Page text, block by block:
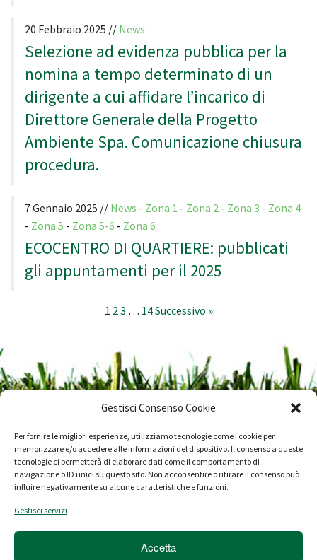
Gestisci Consenso Cookie
Per fornire le migliori esperienze, utilizziamo tecnologie come i cookie per
memorizzare e/o accedere alle informazioni del dispositivo. Il consenso a queste
tecnologie ci permetterà di elaborare dati come il comportamento di
navigazione o ID unici su questo sito. Non acconsentire o ritirare il consenso può
influire negativamente su alcune caratteristiche e funzioni.
Gestisci servizi
Accetta
20 Febbraio 2025 // News
Selezione ad evidenza pubblica per la
nomina a tempo determinato di un
dirigente a cui affidare l’incarico di
Direttore Generale della Progetto
Ambiente Spa. Comunicazione chiusura
procedura.
7 Gennaio 2025 // News - Zona 1 - Zona 2 - Zona 3 - Zona 4
- Zona 5 - Zona 5-6 - Zona 6
ECOCENTRO DI QUARTIERE: pubblicati
gli appuntamenti per il 2025
1 23 … 14Successivo »
Progetto Ambiente SpA - P.IVA 01626270597
Società a Socio Unico Soggetta a Direzione e Coordinamento
del Comune di Aprilia